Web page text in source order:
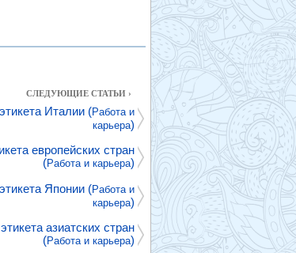
СЛЕДУЮЩИЕ СТАТЬИ ›
Италии (Работа и
карьера)
европейских стран
(Работа и карьера)
Японии (Работа и
карьера)
азиатских стран
(Работа и карьера)